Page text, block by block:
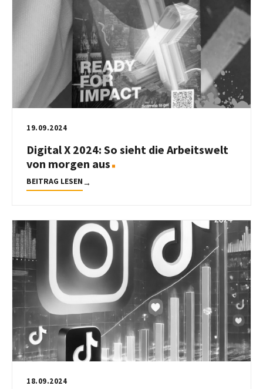
19.09.2024
Digital X 2024: So sieht die Arbeitswelt
von morgen aus
BEITRAG LESEN→
18.09.2024